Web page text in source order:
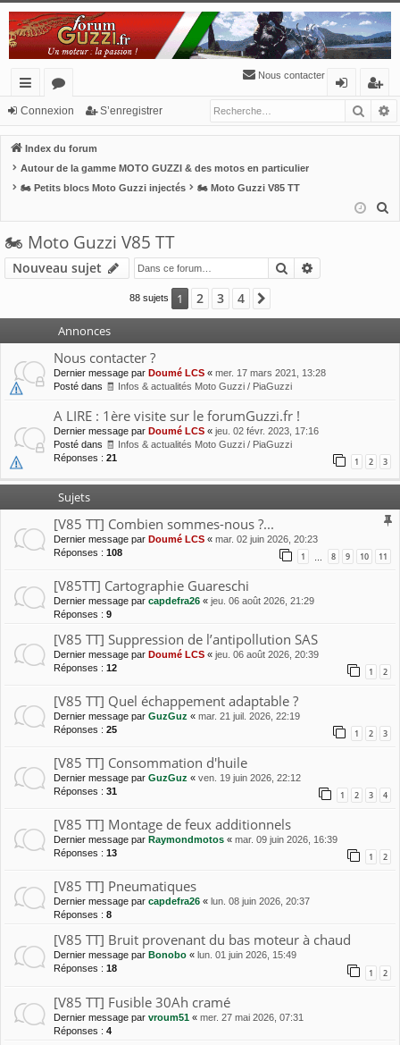
cc
ès
ra
pi
de
or
u
m
s
Nous contacter
n
o
’e
nr
re
Connexion S’enregistrer
Index du forum
Autour de la gamme MOTO GUZZI & des motos en particulier
🏍 Petits blocs Moto Guzzi injectés
🏍 Moto Guzzi V85 TT
h
🏍 Moto Guzzi V85 TT
Nouveau sujet Rechercher
88 sujets 1 2 3 4
Annonces
Nous contacter ?
Dernier message par Doumé LCS « mer. 17 mars 2021, 13:28
Posté dans 🧾 Infos & actualités Moto Guzzi / PiaGuzzi
A LIRE : 1ère visite sur le forumGuzzi.fr !
Dernier message par Doumé LCS « jeu. 02 févr. 2023, 17:16
Posté dans 🧾 Infos & actualités Moto Guzzi / PiaGuzzi
Réponses : 21 1 2 3
Sujets
[V85 TT] Combien sommes-nous ?...
Dernier message par Doumé LCS « mar. 02 juin 2026, 20:23
Réponses : 108 1 … 8 9 10 11
[V85TT] Cartographie Guareschi
Dernier message par capdefra26 « jeu. 06 août 2026, 21:29
Réponses : 9
[V85 TT] Suppression de l’antipollution SAS
Dernier message par Doumé LCS « jeu. 06 août 2026, 20:39
Réponses : 12 1 2
[V85 TT] Quel échappement adaptable ?
Dernier message par GuzGuz « mar. 21 juil. 2026, 22:19
Réponses : 25 1 2 3
[V85 TT] Consommation d'huile
Dernier message par GuzGuz « ven. 19 juin 2026, 22:12
Réponses : 31 1 2 3 4
[V85 TT] Montage de feux additionnels
Dernier message par Raymondmotos « mar. 09 juin 2026, 16:39
Réponses : 13 1 2
[V85 TT] Pneumatiques
Dernier message par capdefra26 « lun. 08 juin 2026, 20:37
Réponses : 8
[V85 TT] Bruit provenant du bas moteur à chaud
Dernier message par Bonobo « lun. 01 juin 2026, 15:49
Réponses : 18 1 2
[V85 TT] Fusible 30Ah cramé
Dernier message par vroum51 « mer. 27 mai 2026, 07:31
Réponses : 4